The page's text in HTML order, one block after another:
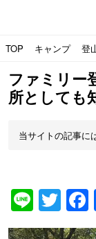
TOP キャンプ 登
ファミリー
所としても
当サイトの記事に
Line